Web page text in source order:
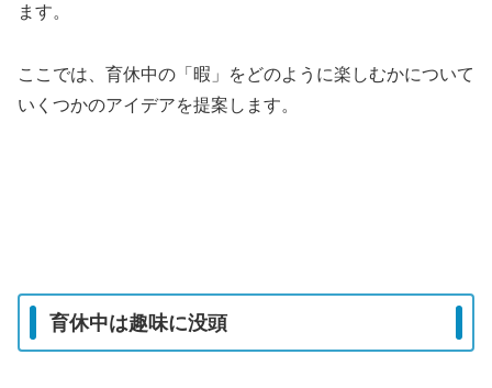
ます。
ここでは、育休中の「暇」をどのように楽しむかについて
いくつかのアイデアを提案します。
育休中は趣味に没頭